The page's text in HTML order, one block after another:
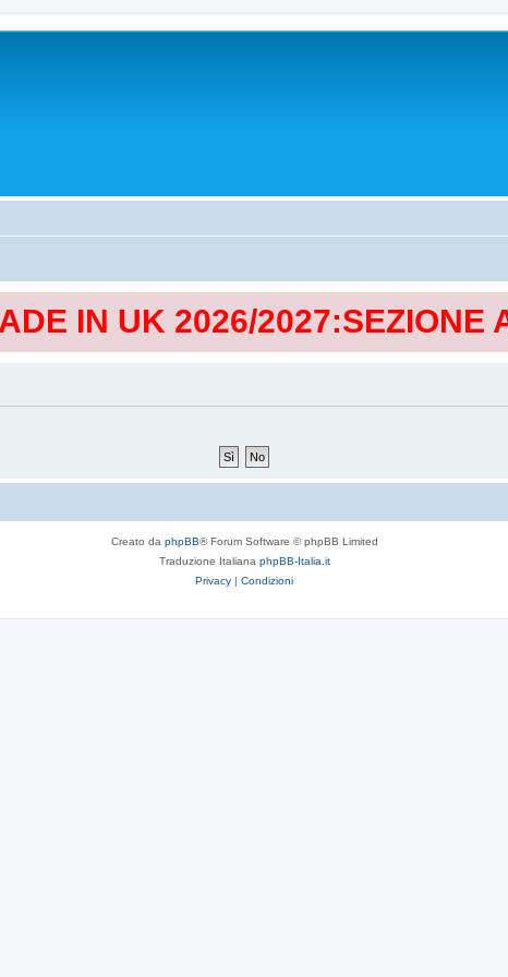
IN UK 2026/2027:SEZIONE
Creato da phpBB® Forum Software © phpBB Limited
Traduzione Italiana phpBB-Italia.it
Privacy | Condizioni